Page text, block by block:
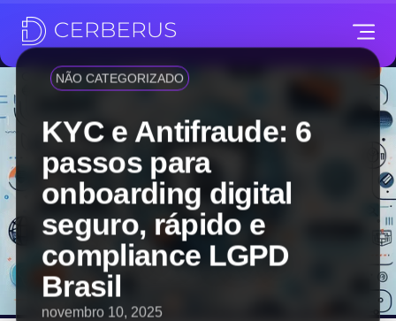
NÃO CATEGORIZADO
KYC e Antifraude: 6
passos para
onboarding digital
seguro, rápido e
compliance LGPD
Brasil
novembro 10, 2025